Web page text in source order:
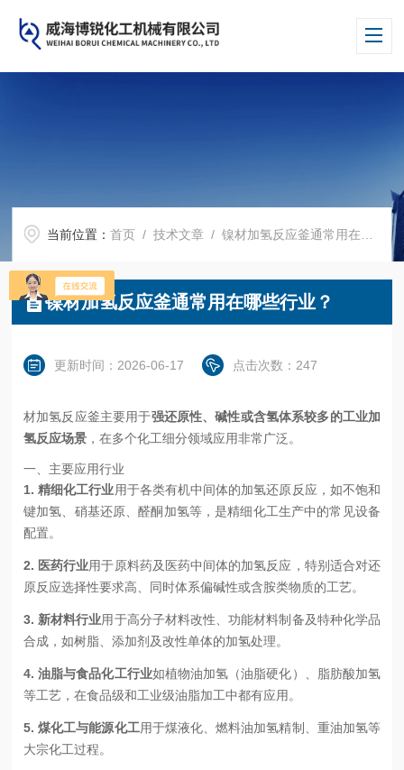
当前位置：首页 /技术文章 / 镍材加氢反应釜通常用在哪些行业？
镍材加氢反应釜通常用在哪些行业？
更新时间：2026-06-17 点击次数：247
材加氢反应釜主要用于强还原性、碱性或含氢体系较多的工业加
氢反应场景 ，在多个化工细分领域应用非常广泛。
一、主要应用行业
1. 精细化工行业用于各类有机中间体的加氢还原反应，如不饱和
键加氢、硝基还原、醛酮加氢等，是精细化工生产中的常见设备
配置。
2. 医药行业用于原料药及医药中间体的加氢反应，特别适合对还
原反应选择性要求高、同时体系偏碱性或含胺类物质的工艺。
3. 新材料行业用于高分子材料改性、功能材料制备及特种化学品
合成，如树脂、添加剂及改性单体的加氢处理。
4. 油脂与食品化工行业如植物油加氢（油脂硬化）、脂肪酸加氢
等工艺，在食品级和工业级油脂加工中都有应用。
5. 煤化工与能源化工用于煤液化、燃料油加氢精制、重油加氢等
大宗化工过程。